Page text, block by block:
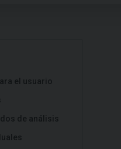
el usuario
de análisis